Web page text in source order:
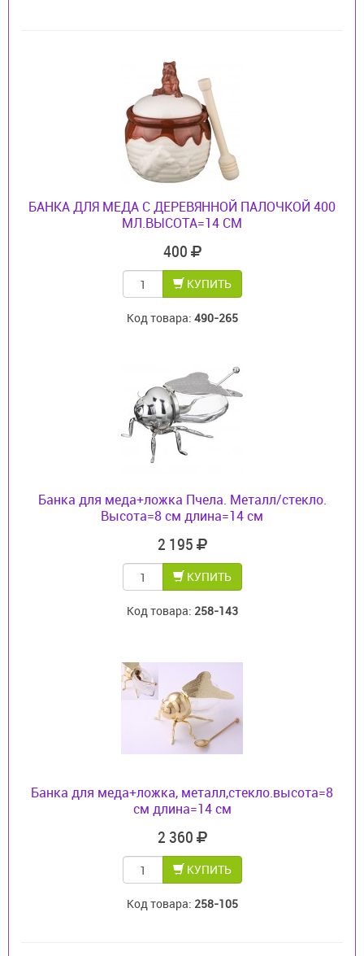
БАНКА ДЛЯ МЕДА С ДЕРЕВЯННОЙ ПАЛОЧКОЙ 400
МЛ.ВЫСОТА=14 СМ
400
КУПИТЬ
Код товара: 490-265
Банка для меда+ложка Пчела. Металл/стекло.
Высота=8 см длина=14 см
2 195
КУПИТЬ
Код товара: 258-143
Банка для меда+ложка, металл,стекло.высота=8
см длина=14 см
2 360
КУПИТЬ
Код товара: 258-105